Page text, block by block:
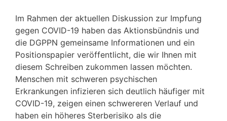
Im Rahmen der aktuellen Diskussion zur Impfung
gegen COVID-19 haben das Aktionsbündnis und
die DGPPN gemeinsame Informationen und ein
Positionspapier veröffentlicht, die wir Ihnen mit
diesem Schreiben zukommen lassen möchten.
Menschen mit schweren psychischen
Erkrankungen infizieren sich deutlich häufiger mit
COVID-19, zeigen einen schwereren Verlauf und
haben ein höheres Sterberisiko als die